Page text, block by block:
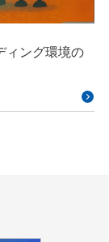
ィング環境の